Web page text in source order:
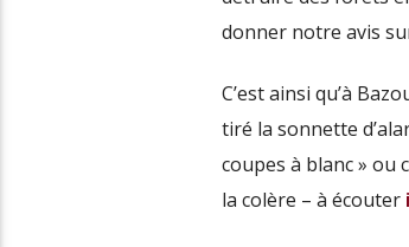
donner notre avis
C’est ainsi qu’à
tiré la sonnette
coupes à blanc » ou
la colère – à écouter